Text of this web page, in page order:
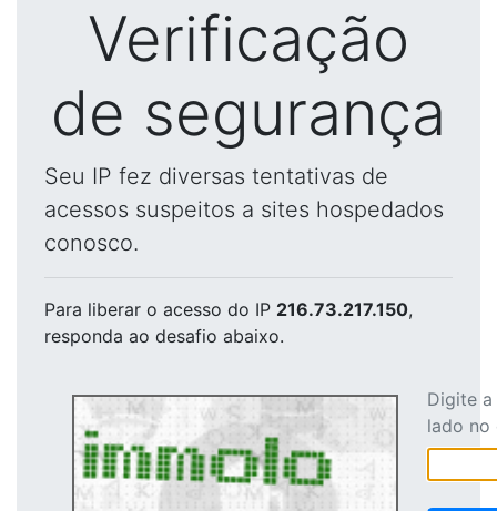
Verificação
de segurança
Seu IP fez diversas tentativas de
acessos suspeitos a sites hospedados
conosco.
Para liberar o acesso do IP 216.73.217.150,
responda ao desafio abaixo.
Digite
lado no